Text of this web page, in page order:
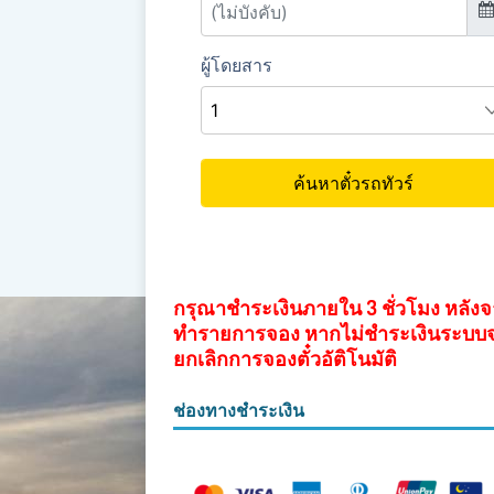
กรุณาชำระเงินภายใน 3 ชั่วโมง หลัง
ทำรายการจอง หากไม่ชำระเงินระบบ
ยกเลิกการจองตั๋วอัติโนมัติ
ช่องทางชำระเงิน